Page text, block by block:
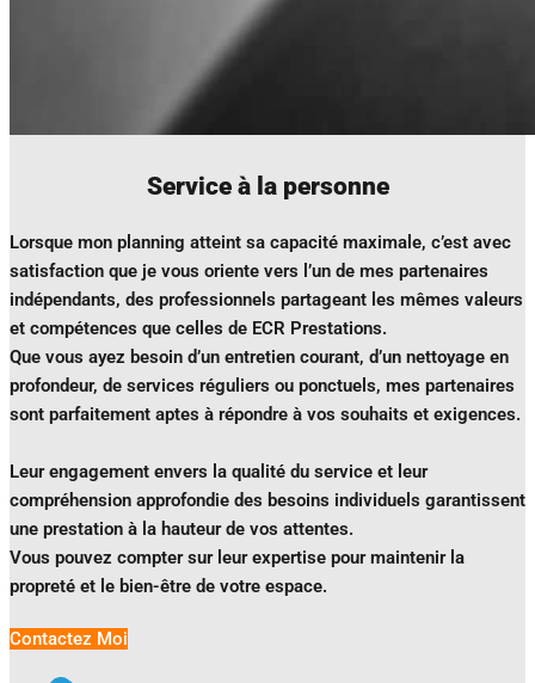
Service à la personne
Lorsque mon planning atteint sa capacité maximale, c’est avec
satisfaction que je vous oriente vers l’un de mes partenaires
indépendants, des professionnels partageant les mêmes valeurs
et compétences que celles de ECR Prestations.
Que vous ayez besoin d’un entretien courant, d’un nettoyage en
profondeur, de services réguliers ou ponctuels, mes partenaires
sont parfaitement aptes à répondre à vos souhaits et exigences.
Leur engagement envers la qualité du service et leur
compréhension approfondie des besoins individuels garantissent
une prestation à la hauteur de vos attentes.
Vous pouvez compter sur leur expertise pour maintenir la
propreté et le bien-être de votre espace.
Contactez Moi